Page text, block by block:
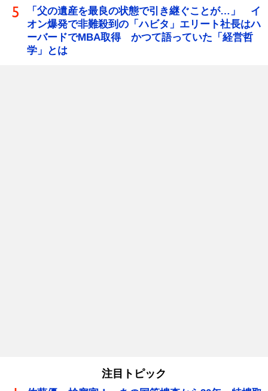
「父の遺産を最良の状態で引き継ぐことが…」 イ
オン爆発で非難殺到の「ハビタ」エリート社長はハ
ーバードでMBA取得 かつて語っていた「経営哲
学」とは
注目トピック